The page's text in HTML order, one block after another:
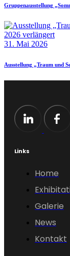
Gruppenausstellung
31. Mai 2026
Ausstellung „Traum und
Links
Home
Galerie
News
Kontakt